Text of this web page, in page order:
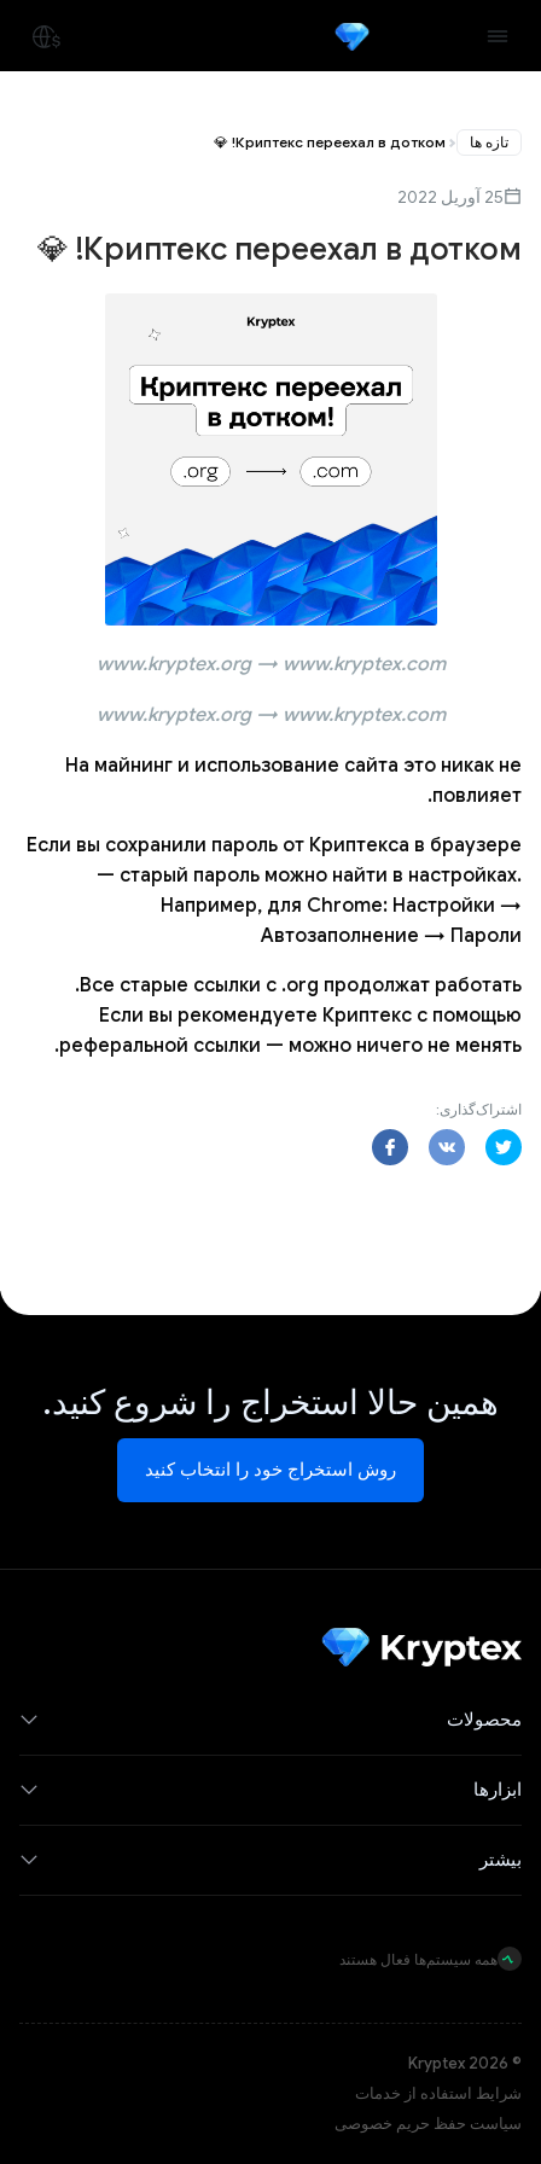
تازه ها Криптекс переехал в дотком! 💎
25 آوریل 2022
Криптекс переехал в дотком! 💎
www.kryptex.org → www.kryptex.com
www.kryptex.org → www.kryptex.com
На майнинг и использование сайта это никак не
повлияет.
Если вы сохранили пароль от Криптекса в браузере
— старый пароль можно найти в настройках.
Например, для Chrome: Настройки →
Автозаполнение → Пароли
Все старые ссылки с .org продолжат работать.
Если вы рекомендуете Криптекс с помощью
реферальной ссылки — можно ничего не менять.
اشتراک‌گذاری:
همین حالا استخراج را شروع کنید.
روش استخراج خود را انتخاب کنید
محصولات
ابزارها
بیشتر
همه سیستم‌ها فعال هستند
© Kryptex 2026
شرایط استفاده از خدمات
سیاست حفظ حریم خصوصی